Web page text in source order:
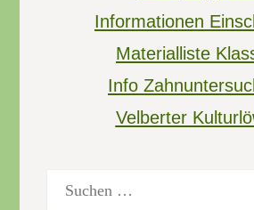
Informationen
Materialliste
Info
Velberter
nach: